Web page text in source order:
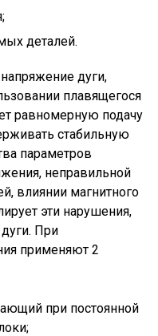
деталей.
дуги,
плавящегося
равномерную подачу
стабильную
параметров
неправильной
влиянии магнитного
эти нарушения,
При
применяют 2
при постоянной